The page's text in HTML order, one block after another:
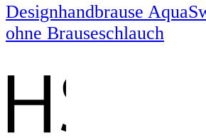
Designhandbrause
ohne Brauseschlauch